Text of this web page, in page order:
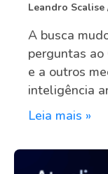
Leandro Scalise
A busca
perguntas ao
e a outros
inteligência
Leia mais »